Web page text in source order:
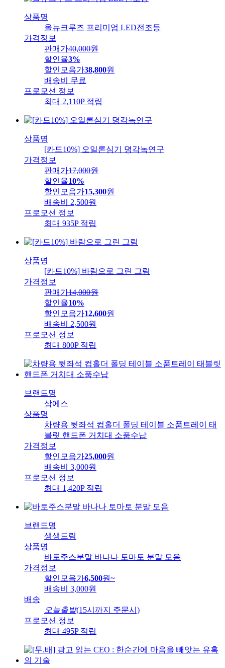
상품명
올뉴크루즈 프리미엄 LED전조등
가격정보
판매가40,000원
할인율3%
할인모음가38,800원
배송비
무료
프로모션 정보
최대 2,110P 적립
상품명
[카드10%] 오일론심기 뎡각녹연구
가격정보
판매가17,000원
할인율10%
할인모음가15,300원
배송비
2,500원
프로모션 정보
최대 935P 적립
상품명
[카드10%] 바람으로 그린 그림
가격정보
판매가14,000원
할인율10%
할인모음가12,600원
배송비
2,500원
프로모션 정보
최대 800P 적립
브랜드명
삼에스
상품명
차량용 뒷좌석 컵홀더 폴딩 테이블 소품트레이 태
블릿 핸드폰 거치대 소품수납
가격정보
할인모음가25,000원
배송비
3,000원
프로모션 정보
최대 1,420P 적립
브랜드명
생생드림
상품명
바토주스분말 바나나 토마토 분말 모음
가격정보
할인모음가6,500원~
배송비
3,000원
배송
오늘출발(15시까지 주문시)
프로모션 정보
최대 495P 적립